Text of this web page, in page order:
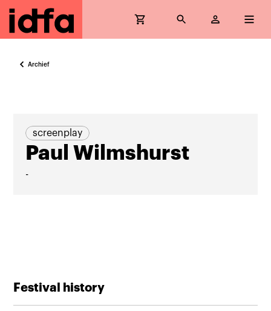
Archief
screenplay
Paul Wilmshurst
-
Festival history